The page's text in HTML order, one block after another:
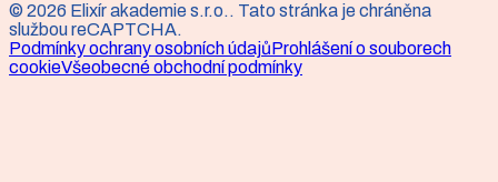
© 2026 Elixír akademie s.r.o. . Tato stránka je chráněna
službou reCAPTCHA.
Podmínky ochrany osobních údajůProhlášení o souborech
cookieVšeobecné obchodní podmínky